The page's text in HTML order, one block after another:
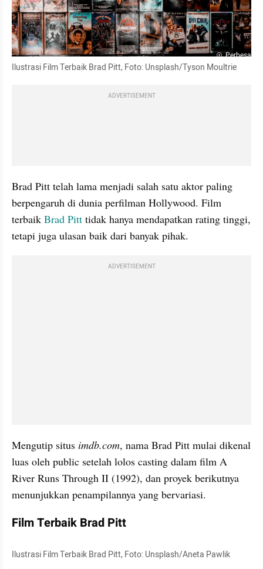
Perbesar
Ilustrasi Film Terbaik Brad Pitt, Foto: Unsplash/Tyson Moultrie
ADVERTISEMENT
Brad Pitt telah lama menjadi salah satu aktor paling
berpengaruh di dunia perfilman Hollywood. Film
terbaik Brad Pitt tidak hanya mendapatkan rating tinggi,
tetapi juga ulasan baik dari banyak pihak.
ADVERTISEMENT
Mengutip situs imdb.com, nama Brad Pitt mulai dikenal
luas oleh public setelah lolos casting dalam film A
River Runs Through II (1992), dan proyek berikutnya
menunjukkan penampilannya yang bervariasi.
Film Terbaik Brad Pitt
Ilustrasi Film Terbaik Brad Pitt, Foto: Unsplash/Aneta Pawlik